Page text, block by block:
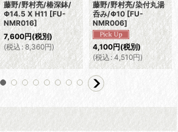
藤野/野村亮/椿深鉢/
Φ14.5 X H11 [FU-
NMR016]
7,600円(税別)
(税込 : 8,360円)
藤野/野村亮/染付丸湯
呑み/Φ10 [FU-
NMR006]
4,100円(税別)
(税込 : 4,510円)